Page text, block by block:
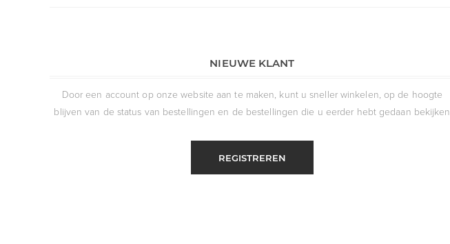
NIEUWE KLANT
Door een account op onze website aan te maken, kunt u sneller winkelen, op de hoogte
blijven van de status van bestellingen en de bestellingen die u eerder hebt gedaan bekijken
REGISTREREN